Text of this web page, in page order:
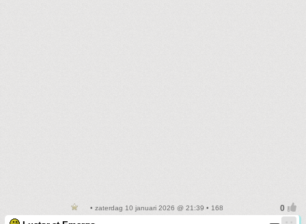
• zaterdag 10 januari 2026 @ 21:39 • 168